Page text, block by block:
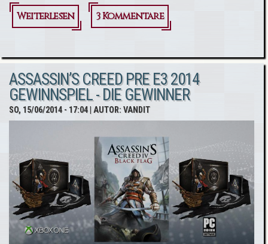
Weiterlesen
über
Creed
Unity -
Vorschau-
Artikel
von PC
Games
3 Kommentare
ASSASSIN’S CREED PRE E3 2014
GEWINNSPIEL - DIE GEWINNER
SO, 15/06/2014 - 17:04| AUTOR:VANDIT